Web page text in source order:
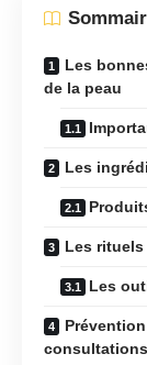
Les
de la peau
Les
Les
Les